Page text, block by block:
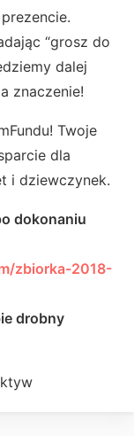
“grosz do
dalej
znaczenie!
Twoje
dla
i dziewczynek.
dokonaniu
zbiorka-2018-
drobny